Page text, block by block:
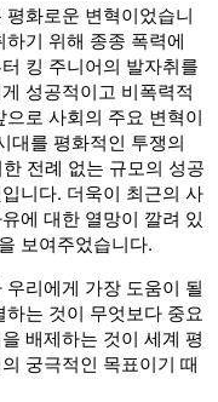
화로운 변혁이었습니
기 위해 종종 폭력에
킹 주니어의 발자취를
성공적이고 비폭력적
로 사회의 주요 변혁이
대를 평화적인 투쟁의
전례 없는 규모의 성공
니다. 더욱이 최근의 사
에 대한 열망이 깔려 있
보여주었습니다.
리에게 가장 도움이 될
는 것이 무엇보다 중요
배제하는 것이 세계 평
궁극적인 목표이기 때